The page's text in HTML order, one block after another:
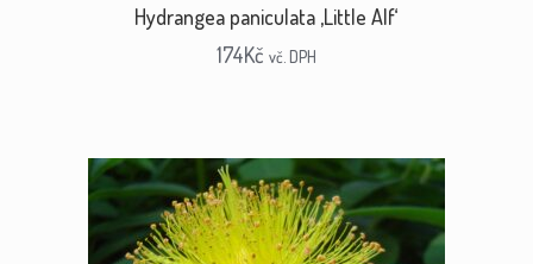
Hydrangea paniculata ‚Little Alf‘
174Kč vč. DPH